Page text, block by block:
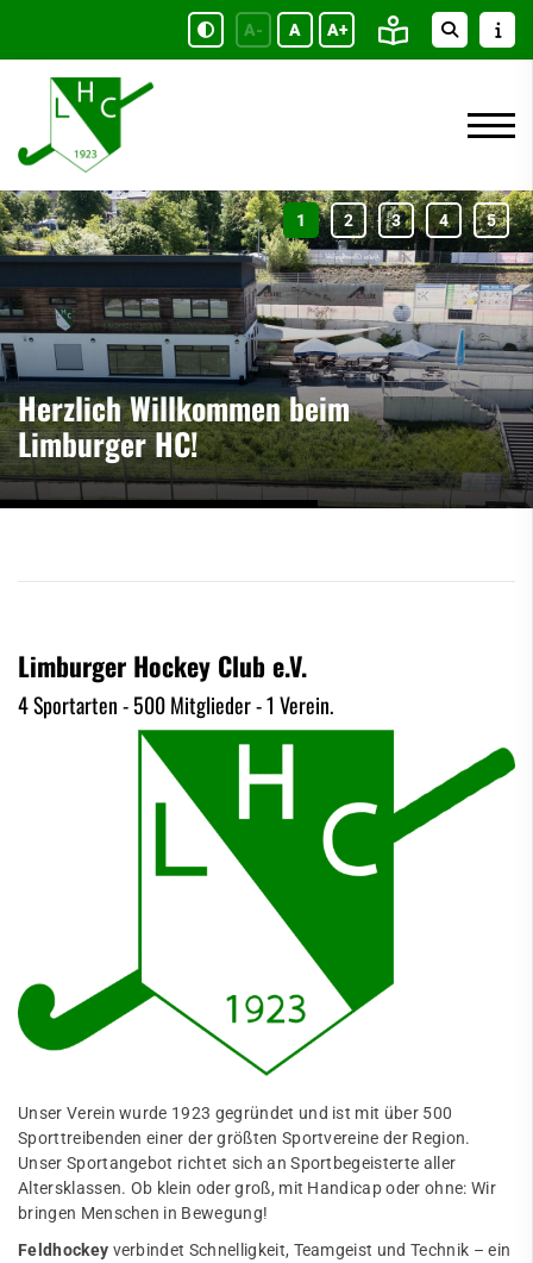
A- A A+
Herzlich Willkommen beim
Limburger HC!
Limburger Hockey Club e.V.
4 Sportarten - 500 Mitglieder - 1 Verein.
Unser Verein wurde 1923 gegründet und ist mit über 500
Sporttreibenden einer der größten Sportvereine der Region.
Unser Sportangebot richtet sich an Sportbegeisterte aller
Altersklassen. Ob klein oder groß, mit Handicap oder ohne: Wir
bringen Menschen in Bewegung!
Feldhockey verbindet Schnelligkeit, Teamgeist und Technik – ein